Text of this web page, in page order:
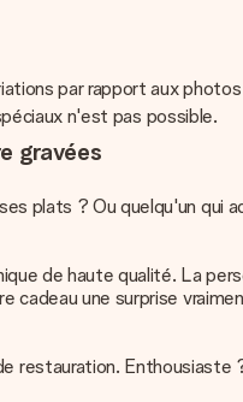
par rapport aux
n'est pas possible.
gravées
plats ? Ou quelqu'un qui
de haute qualité. La
cadeau une surprise
restauration.